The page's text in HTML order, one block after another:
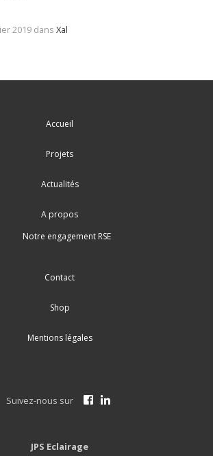
2019 dansXal
Accueil
Projets
Actualités
A propos
Notre engagement RSE
Contact
Shop
Mentions légales
Suivez-nous sur
JPS Eclairage